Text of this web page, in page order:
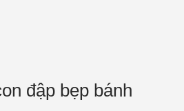
đập bẹp bánh